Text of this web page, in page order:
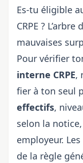
Es-tu éligible
CRPE ?
mauvaises
Pour vérifier
interne CRPE,
fier à ton seul
effectifs,
selon la
employeur.
de la règle